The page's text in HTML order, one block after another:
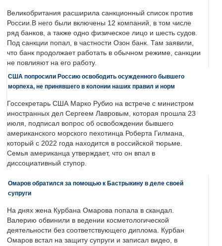
Великобритания расширила санкционный список против
России.В него были включены 12 компаний, в том числе
ряд банков, а также одно физическое лицо и шесть судов.
Под санкции попал, в частности Озон банк. Там заявили,
что банк продолжает работать в обычном режиме, санкции
не повлияют на его работу.
США попросили Россию освободить осужденного бывшего
морпеха, не принявшего в колонии наших правил и норм
Госсекретарь США Марко Рубио на встрече с министром
иностранных дел Сергеем Лавровым, которая прошла 23
июля, подписал вопрос об освобождении бывшего
американского морского пехотинца Роберта Гилмана,
который с 2022 года находится в российской тюрьме.
Семья американца утверждает, что он впал в
диссоциативный ступор.
Омаров обратился за помощью к Бастрыкину в деле своей
супруги
На днях жена Курбана Омарова попала в скандал.
Валерию обвинили в ведении косметологической
деятельности без соответствующего диплома. Курбан
Омаров встал на защиту супруги и записал видео, в